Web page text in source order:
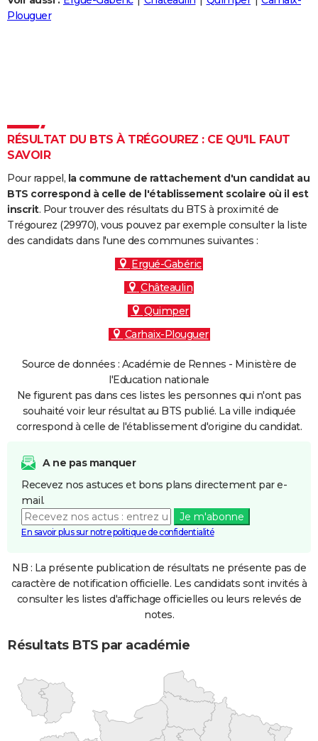
Destinations
City break
Voyage nature
Voyage de noces
Forum
Climat
+
PHOTO
Carte de Noël
Carte Bonne année
Carte Saint-Valentin
Carte Pâques
Carte d'anniversaire
DICTIONNAIRE
Dictionnaire
Biographies
Citations
Expressions
Proverbes
PROGRAMME TV
COPAINS D'AVANT
S'inscrire
Se connecter
Lycées
Collèges
Primaires
Universités
Entreprises
Service militaire
Avis de recherche
AVIS DE DÉCÈS
FORUM
Plouguer
RÉSULTAT DU BTS À TRÉGOUREZ : CE QU'IL FAUT
SAVOIR
Pour rappel, la commune de rattachement d'un candidat au
BTS correspond à celle de l'établissement scolaire où il est
inscrit. Pour trouver des résultats du BTS à proximité de
Trégourez (29970), vous pouvez par exemple consulter la liste
des candidats dans l'une des communes suivantes :
Ergué-Gabéric
Châteaulin
Quimper
Carhaix-Plouguer
Source de données : Académie de Rennes - Ministère de
l'Education nationale
Ne figurent pas dans ces listes les personnes qui n'ont pas
souhaité voir leur résultat au BTS publié. La ville indiquée
correspond à celle de l'établissement d'origine du candidat.
A ne pas manquer
Recevez nos astuces et bons plans directement par e-
mail.
Je m'abonne
En savoir plus sur notre politique de confidentialité
NB : La présente publication de résultats ne présente pas de
caractère de notification officielle. Les candidats sont invités à
consulter les listes d'affichage officielles ou leurs relevés de
notes.
Résultats BTS par académie